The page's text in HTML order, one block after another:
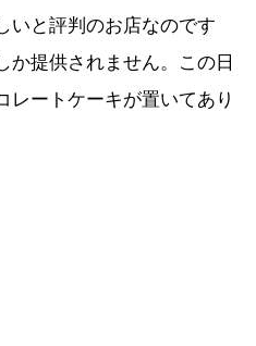
いと評判のお店なのです
か提供されません。この日
レートケーキが置いてあり